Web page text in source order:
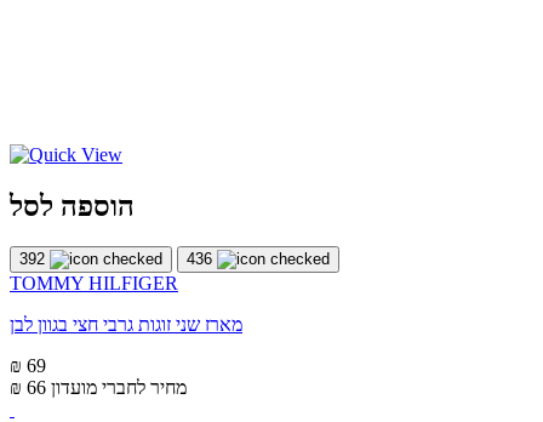
הוספה לסל
392 436
TOMMY HILFIGER
מארז שני זוגות גרבי חצי בגוון לבן
₪ 69
₪ 66 מחיר לחברי מועדון